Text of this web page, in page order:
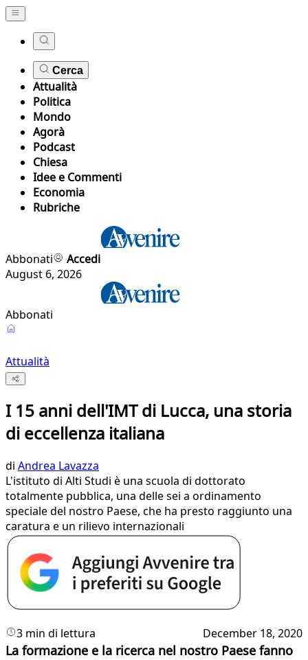
Cerca
Attualità
Politica
Mondo
Agorà
Podcast
Chiesa
Idee e Commenti
Economia
Rubriche
Abbonati
Accedi
August 6, 2026
Abbonati
Attualità
I 15 anni dell'IMT di Lucca, una storia
di eccellenza italiana
di Andrea Lavazza
L'istituto di Alti Studi è una scuola di dottorato
totalmente pubblica, una delle sei a ordinamento
speciale del nostro Paese, che ha presto raggiunto una
caratura e un rilievo internazionali
3 min di lettura December 18, 2020
La formazione e la ricerca nel nostro Paese fanno